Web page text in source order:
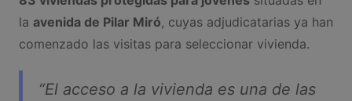
la avenida de Pilar Miró, cuyas adjudicatarias ya han
comenzado las visitas para seleccionar vivienda.
“El acceso a la vivienda es una de las